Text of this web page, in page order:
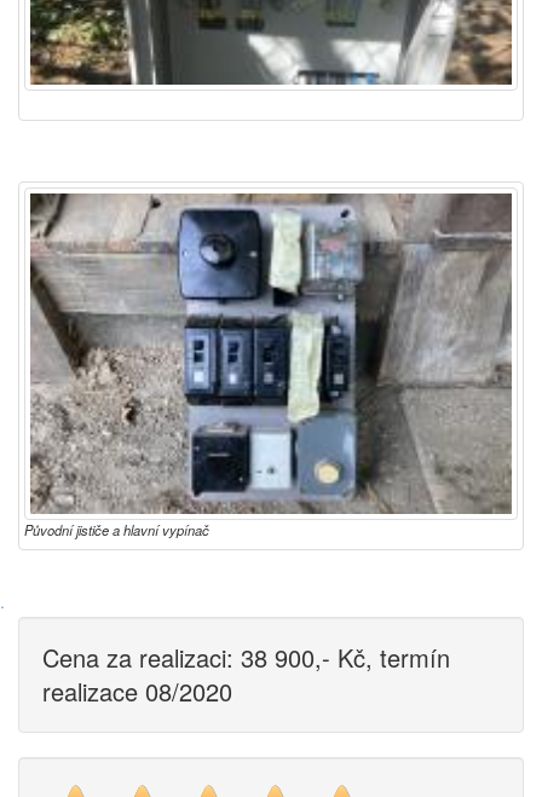
Původní jističe a hlavní vypínač
·
Cena za realizaci: 38 900,- Kč, termín
realizace 08/2020